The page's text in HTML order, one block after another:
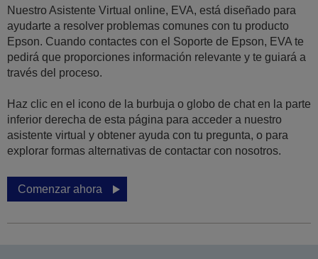
Nuestro Asistente Virtual online, EVA, está diseñado para
ayudarte a resolver problemas comunes con tu producto
Epson. Cuando contactes con el Soporte de Epson, EVA te
pedirá que proporciones información relevante y te guiará a
través del proceso.
Haz clic en el icono de la burbuja o globo de chat en la parte
inferior derecha de esta página para acceder a nuestro
asistente virtual y obtener ayuda con tu pregunta, o para
explorar formas alternativas de contactar con nosotros.
Comenzar ahora